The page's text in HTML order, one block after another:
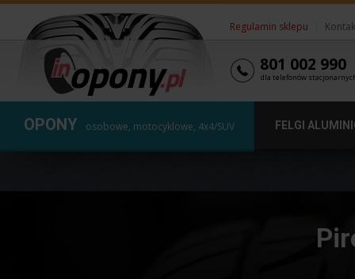
Regulamin sklepu
801 002 990
dla telefonów
OPONY osobowe, motocyklowe, 4x4/SUV FELGI